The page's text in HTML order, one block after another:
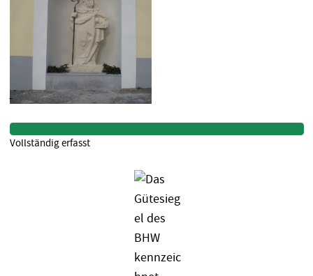
Vollständig erfasst